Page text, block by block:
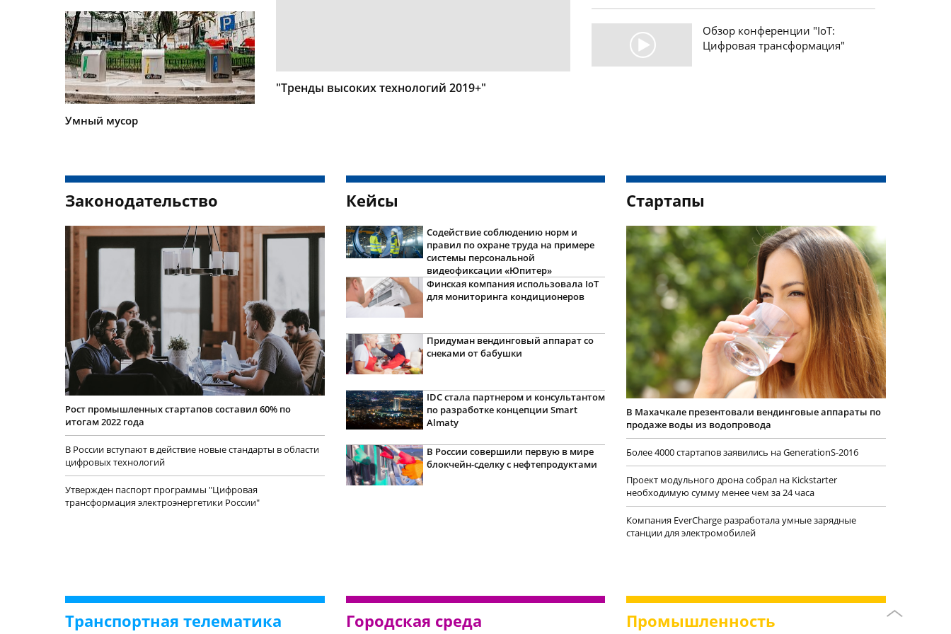
Умный мусор
"Тренды высоких технологий 2019+"
Обзор конференции "IoT:
Цифровая трансформация"
Законодательство
Рост промышленных стартапов составил 60% по
итогам 2022 года
В России вступают в действие новые стандарты в области
цифровых технологий
Утвержден паспорт программы "Цифровая
трансформация электроэнергетики России"
Кейсы
Содействие соблюдению норм и
правил по охране труда на примере
системы персональной
видеофиксации «Юпитер»
Финская компания использовала IoT
для мониторинга кондиционеров
Придуман вендинговый аппарат со
снеками от бабушки
IDC стала партнером и консультантом
по разработке концепции Smart
Almaty
В России совершили первую в мире
блокчейн-сделку с нефтепродуктами
Стартапы
В Махачкале презентовали вендинговые аппараты по
продаже воды из водопровода
Более 4000 стартапов заявились на GenerationS-2016
Проект модульного дрона собрал на Kickstarter
необходимую сумму менее чем за 24 часа
Компания EverCharge разработала умные зарядные
станции для электромобилей
Транспортная телематика Городская среда Промышленность